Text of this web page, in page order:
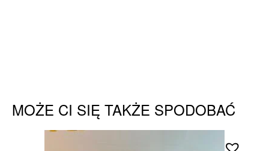
MOŻE CI SIĘ TAKŻE SPODOBAĆ